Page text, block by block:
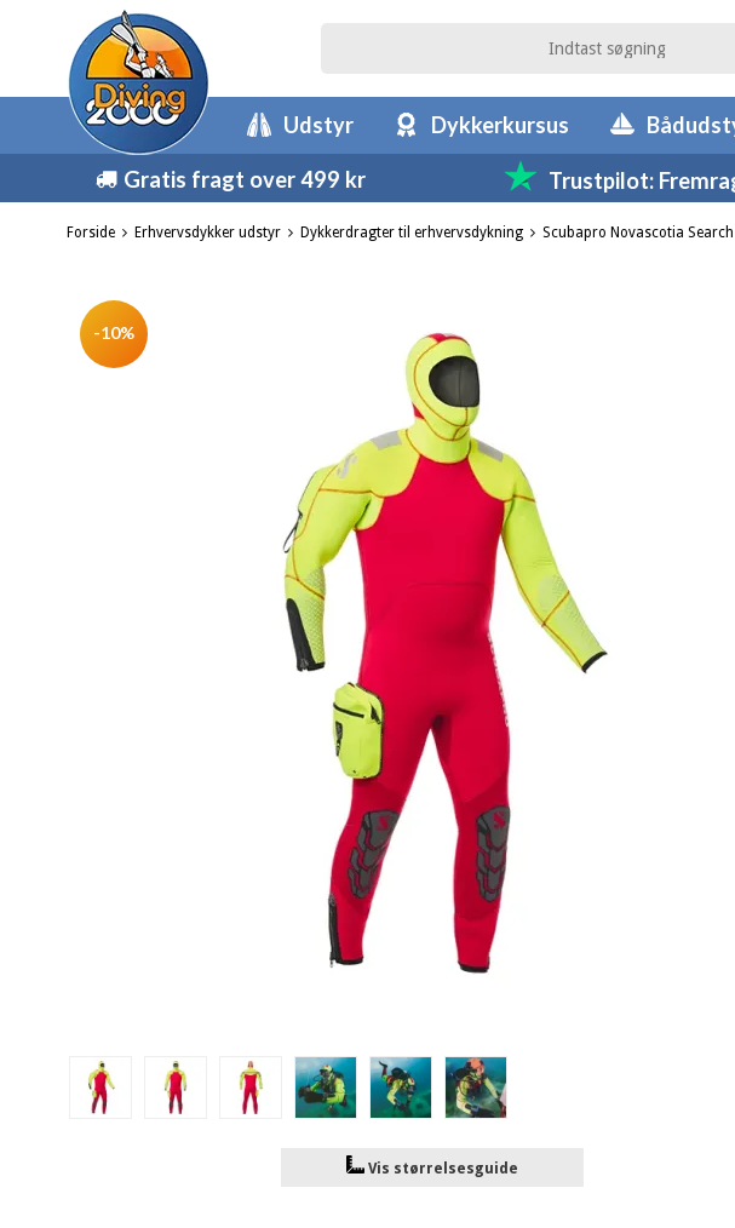
Udstyr Dykkerkursus
Gratis fragt over 499 kr Trustpilot:
Forside Erhvervsdykker udstyr Dykkerdragter til erhvervsdykning Scubapro Novascotia
-10%
Vis størrelsesguide